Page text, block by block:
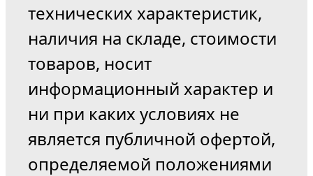
технических характеристик,
наличия на складе, стоимости
товаров, носит
информационный характер и
ни при каких условиях не
является публичной офертой,
определяемой положениями